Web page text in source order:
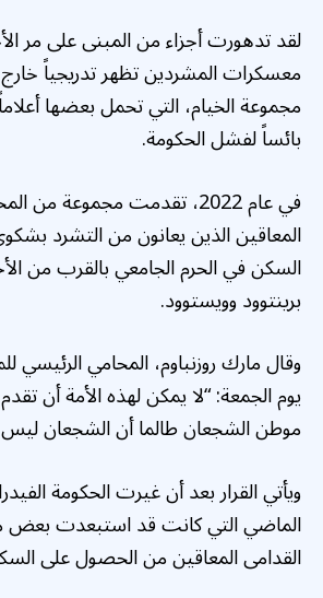
لقد تدهورت أجزاء من المبنى على مر
معسكرات المشردين تظهر تدريجياً
مجموعة الخيام، التي تحمل بعضها
بائساً لفشل الحكومة.
في عام 2022، تقدمت مجموعة من
المعاقين الذين يعانون من التشرد
السكن في الحرم الجامعي بالقرب من
برينتوود وويستوود.
وقال مارك روزنباوم، المحامي
يوم الجمعة: “لا يمكن لهذه الأمة أن
موطن الشجعان طالما أن الشجعان
ويأتي القرار بعد أن غيرت الحكومة
الماضي التي كانت قد استبعدتبعض
القدامى المعاقين من الحصول على